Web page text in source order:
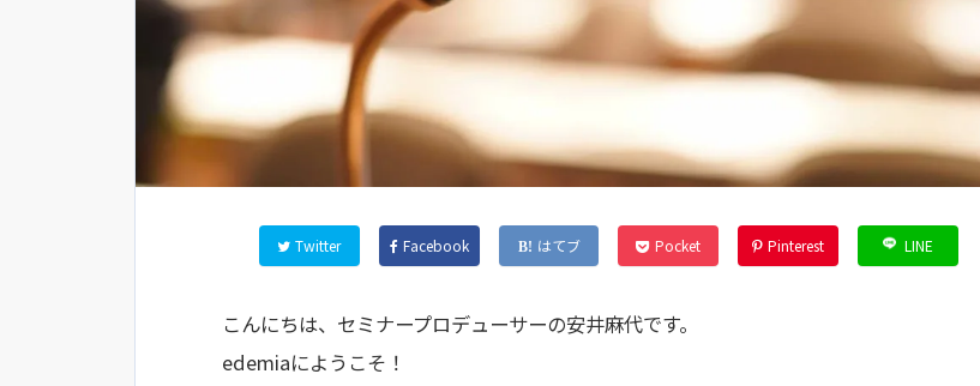
Twitter Facebook はてブ Pocket Pinterest LINE
こんにちは、セミナープロデューサーの安井麻代です。
edemiaにようこそ！